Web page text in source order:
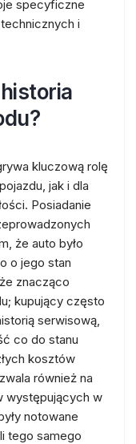
specyficzne
i
kluczową rolę
jak i dla
Posiadanie
że auto było
o jego stan
znacząco
kupujący często
serwisową,
co do stanu
kosztów
również na
występujących w
notowane
tego samego